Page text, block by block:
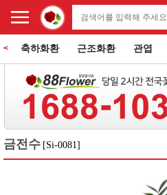
< 축하화환 근조화환 관엽
동양란 서양란 과일바구니
금전수 [Si-0081]